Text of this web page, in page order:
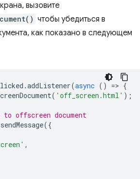
вызовите
чтобы убедиться в
как показано в следующем
.addListener(async () => {
( 'off_screen.html' );
to offscreen document
sendMessage({
,